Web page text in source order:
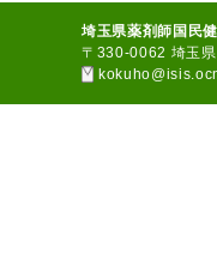
埼玉県薬剤師国民
〒330-0062 埼玉